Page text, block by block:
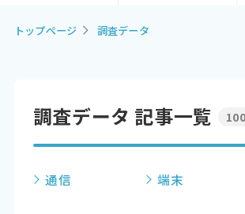
トップページ 調査データ
調査データ 記事一覧
通信 端末